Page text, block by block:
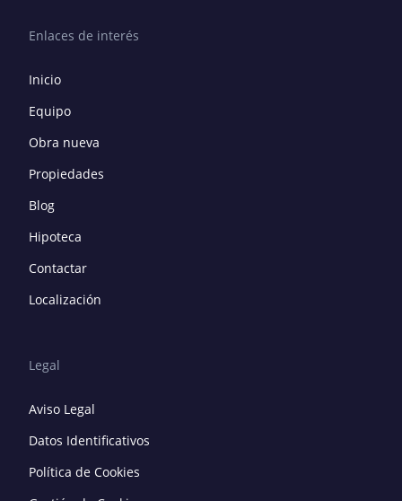
Enlaces de interés
Inicio
Equipo
Obra nueva
Propiedades
Blog
Hipoteca
Contactar
Localización
Legal
Aviso Legal
Datos Identificativos
Política de Cookies